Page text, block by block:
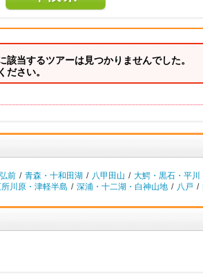
該当するツアーは見つかりませんでした。
ださい。
弘前 / 青森・十和田湖 / 八甲田山 / 大鰐・黒石・平川
川原・津軽半島 / 深浦・十二湖・白神山地 / 八戸 /